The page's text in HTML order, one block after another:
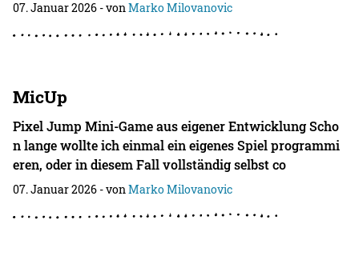
07. Januar 2026 - vonMarko Milovanovic
MicUp
Pixel Jump Mini-Game aus eigener Entwicklung Scho
n lange wollte ich einmal ein eigenes Spiel programmi
eren, oder in diesem Fall vollständig selbst co
07. Januar 2026 - vonMarko Milovanovic